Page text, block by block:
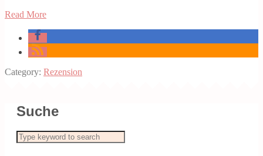
Read More
Category: Rezension
Suche